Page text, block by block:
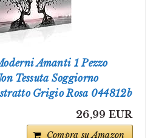
Amanti 1 Pezzo
Tessuta Soggiorno
Grigio Rosa 044812b
26,99 EUR
Compra su Amazon